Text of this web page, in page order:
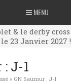
MENU
& le derby cross
23 Janvier 2027 !
& le derby cross
23 Janvier 2027 !
23 Janvier 2027 !
: J-1
» GN Saumur : J-1